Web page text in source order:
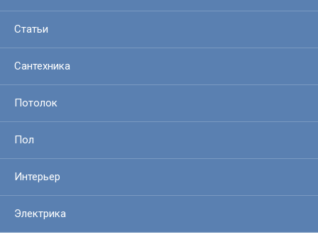
Статьи
Сантехника
Потолок
Пол
Интерьер
Электрика